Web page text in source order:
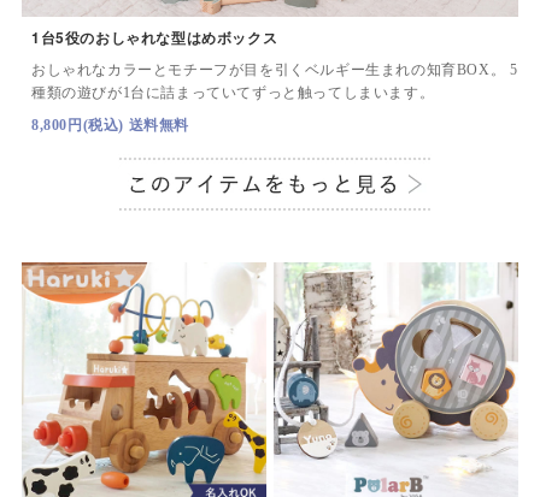
1台5役のおしゃれな型はめボックス
おしゃれなカラーとモチーフが目を引くベルギー生まれの知育BOX。 5
種類の遊びが1台に詰まっていてずっと触ってしまいます。
8,800円(税込) 送料無料